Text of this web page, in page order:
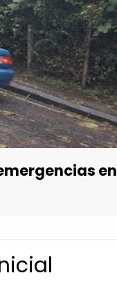
en